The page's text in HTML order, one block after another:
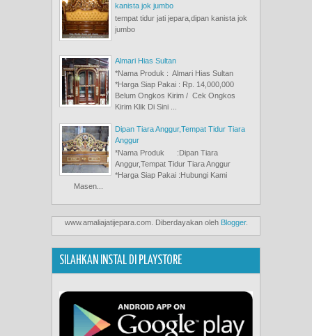
kanista jok jumbo
tempat tidur jati jepara,dipan kanista jok
jumbo
Almari Hias Sultan
*Nama Produk : Almari Hias Sultan
*Harga Siap Pakai : Rp. 14,000,000
Belum Ongkos Kirim / Cek Ongkos
Kirim Klik Di Sini ...
Dipan Tiara Anggur,Tempat Tidur Tiara
Anggur
*Nama Produk :Dipan Tiara
Anggur,Tempat Tidur Tiara Anggur
*Harga Siap Pakai :Hubungi Kami
Masen...
www.amaliajatijepara.com. Diberdayakan oleh Blogger.
SILAHKAN INSTAL DI PLAYSTORE